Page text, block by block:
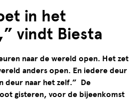
in het
vindt Biesta
naar de wereld open. Het zet
anders open. En iedere deur
deur naar het zelf.” De
gisteren, voor de bijeenkomst